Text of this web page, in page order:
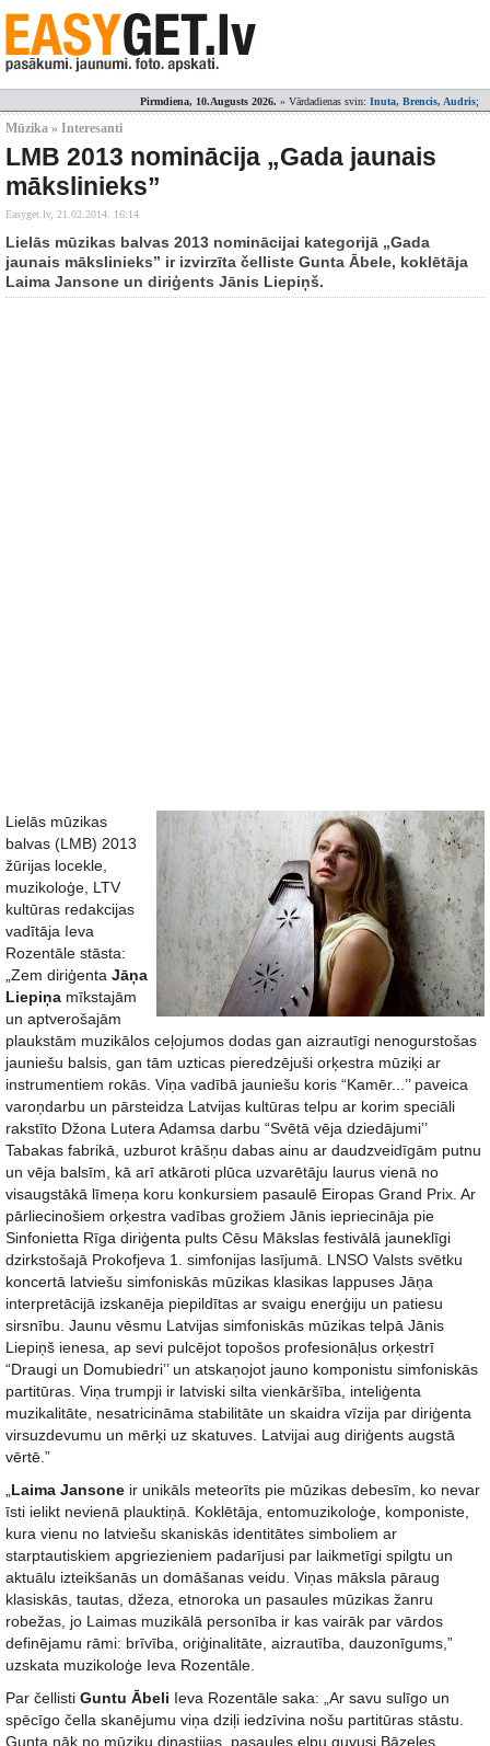
Pirmdiena, 10.Augusts 2026. » Vārdadienas svin: Inuta, Brencis, Audris;
Mūzika » Interesanti
LMB 2013 nominācija „Gada jaunais
mākslinieks”
Easyget.lv, 21.02.2014. 16:14
Lielās mūzikas balvas 2013 nominācijai kategorijā „Gada
jaunais mākslinieks” ir izvirzīta čelliste Gunta Ābele, koklētāja
Laima Jansone un diriģents Jānis Liepiņš.
Lielās mūzikas
balvas (LMB) 2013
žūrijas locekle,
muzikoloģe, LTV
kultūras redakcijas
vadītāja Ieva
Rozentāle stāsta:
„Zem diriģenta Jāņa
Liepiņa mīkstajām
un aptverošajām
plaukstām muzikālos ceļojumos dodas gan aizrautīgi nenogurstošas
jauniešu balsis, gan tām uzticas pieredzējuši orķestra mūziķi ar
instrumentiem rokās. Viņa vadībā jauniešu koris “Kamēr...’’ paveica
varoņdarbu un pārsteidza Latvijas kultūras telpu ar korim speciāli
rakstīto Džona Lutera Adamsa darbu “Svētā vēja dziedājumi’’
Tabakas fabrikā, uzburot krāšņu dabas ainu ar daudzveidīgām putnu
un vēja balsīm, kā arī atkāroti plūca uzvarētāju laurus vienā no
visaugstākā līmeņa koru konkursiem pasaulē Eiropas Grand Prix. Ar
pārliecinošiem orķestra vadības grožiem Jānis iepriecināja pie
Sinfonietta Rīga diriģenta pults Cēsu Mākslas festivālā jauneklīgi
dzirkstošajā Prokofjeva 1. simfonijas lasījumā. LNSO Valsts svētku
koncertā latviešu simfoniskās mūzikas klasikas lappuses Jāņa
interpretācijā izskanēja piepildītas ar svaigu enerģiju un patiesu
sirsnību. Jaunu vēsmu Latvijas simfoniskās mūzikas telpā Jānis
Liepiņš ienesa, ap sevi pulcējot topošos profesionāļus orķestrī
“Draugi un Domubiedri’’ un atskaņojot jauno komponistu simfoniskās
partitūras. Viņa trumpji ir latviski silta vienkāršība, inteliģenta
muzikalitāte, nesatricināma stabilitāte un skaidra vīzija par diriģenta
virsuzdevumu un mērķi uz skatuves. Latvijai aug diriģents augstā
vērtē.”
Laima Jansone ir unikāls meteorīts pie mūzikas debesīm, ko nevar
īsti ielikt nevienā plauktiņā. Koklētāja, entomuzikoloģe, komponiste,
kura vienu no latviešu skaniskās identitātes simboliem ar
starptautiskiem apgriezieniem padarījusi par laikmetīgi spilgtu un
aktuālu izteikšanās un domāšanas veidu. Viņas māksla pāraug
klasiskās, tautas, džeza, etnoroka un pasaules mūzikas žanru
robežas, jo Laimas muzikālā personība ir kas vairāk par vārdos
definējamu rāmi: brīvība, oriģinalitāte, aizrautība, dauzonīgums,”
uzskata muzikoloģe Ieva Rozentāle.
Par čellisti Guntu Ābeli Ieva Rozentāle saka: „Ar savu sulīgo un
spēcīgo čella skanējumu viņa dziļi iedzīvina nošu partitūras stāstu.
Gunta nāk no mūziķu dinastijas, pasaules elpu guvusi Bāzeles